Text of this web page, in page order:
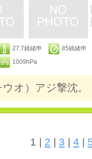
27.7鐃緒申
85鐃緒申
1009hPa
オ）アジ撃沈。
1 | 2 | 3 | 4 |